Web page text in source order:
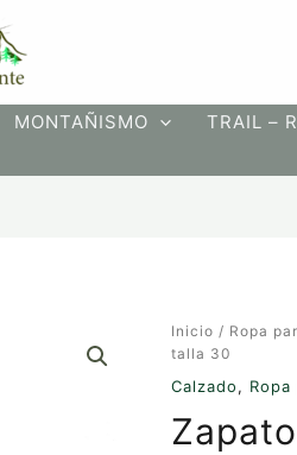
MONTAÑISMO TRAIL –
Inicio / Ropa
talla 30
Calzado,
Zapato
de
talla
30
cantidad